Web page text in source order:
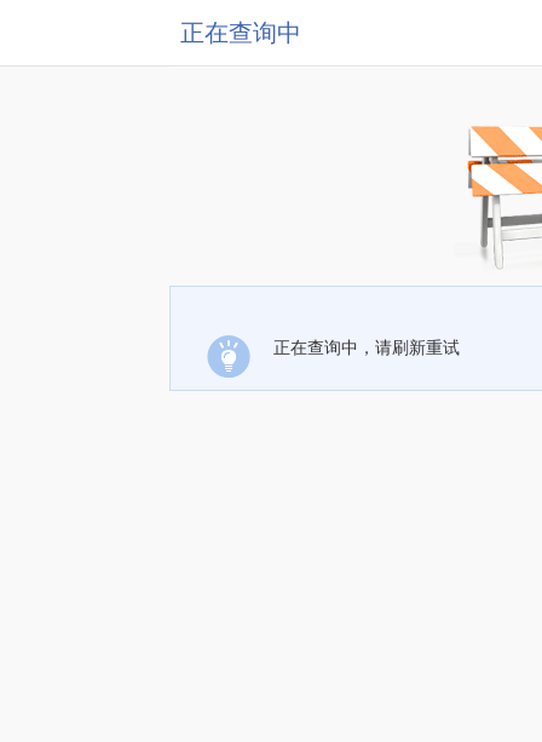
正在查询中
正在查询中，请刷新重试